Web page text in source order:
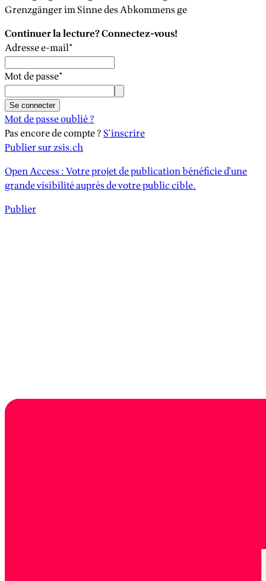
Grenzgänger im Sinne des Abkommens ge
Continuer la lecture? Connectez-vous!
Adresse e-mail*
Mot de passe*
Se connecter
Mot de passe oublié ?
Pas encore de compte ?S'inscrire
Publier sur zsis.ch
Open Access : Votre projet de publication bénéficie d'une
grande visibilité auprès de votre public cible.
Publier